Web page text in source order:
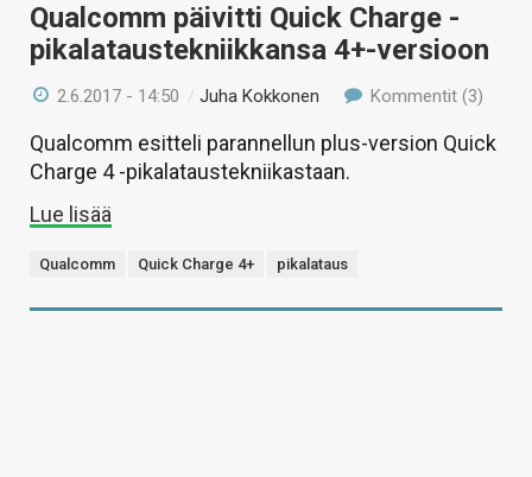
HAKU
Qualcomm päivitti Quick Charge -
pikalataustekniikkansa 4+-versioon
2.6.2017 - 14:50 /Juha Kokkonen Kommentit (3)
Qualcomm esitteli parannellun plus-version Quick
Charge 4 -pikalataustekniikastaan.
Lue lisää
Qualcomm Quick Charge 4+ pikalataus